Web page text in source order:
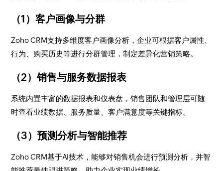
（1）客户画像与分群
Zoho CRM支持多维度客户画像分析，企业可根据客户属性、
行为、购买历史等进行分群管理，制定差异化营销策略。
（2）销售与服务数据报表
系统内置丰富的数据报表和仪表盘，销售团队和管理层可随
时查看业绩数据、服务质量、客户满意度等关键指标。
（3）预测分析与智能推荐
Zoho CRM基于AI技术，能够对销售机会进行预测分析，并智